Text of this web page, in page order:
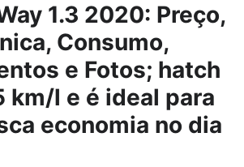
1.3 2020: Preço,
Consumo,
e Fotos; hatch
km/l e é ideal para
economia no dia